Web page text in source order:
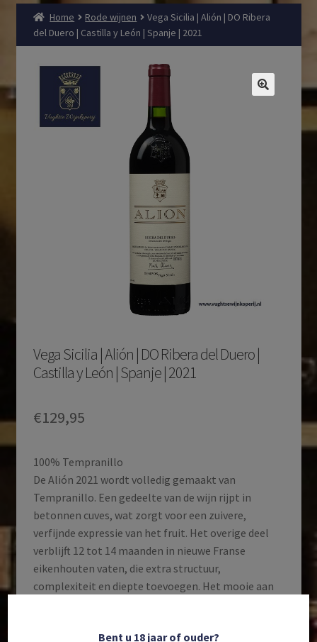
Home Rode wijnen
Vega Sicilia | Alión | DO Ribera
del Duero | Castilla y León | Spanje | 2021
Vega Sicilia | Alión | DO Ribera del Duero |
Castilla y León | Spanje | 2021
€129,95
100% Tempranillo
De Alión 2021 wordt volledig gemaakt van
Tempranillo. Een gedeelte van de wijn rijpt in
betonnen cuves, wat zorgt voor een zuivere,
verfijnde expressie van het fruit. Het overige deel
verblijft 12 tot 14 maanden in nieuwe Franse
eikenhouten vaten, die extra structuur,
complexiteit en diepte toevoegen. Het mooie aan
verder rijpen. In de neus domineren tonen van
Bent u 18 jaar of ouder?